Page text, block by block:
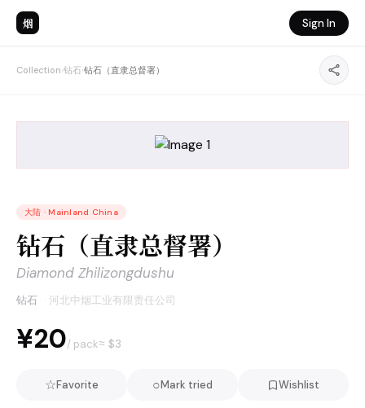
烟 Sign In
Collection›钻石›钻石（直隶总督署）
大陆 · Mainland China
钻石（直隶总督署）
Diamond Zhilizongdushu
钻石 · 河北中烟工业有限责任公司
¥20/ pack≈ $3
☆Favorite ○Mark tried Wishlist